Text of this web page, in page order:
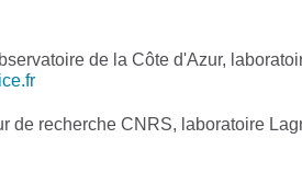
de la Côte d'Azur,
de recherche CNRS, laboratoire